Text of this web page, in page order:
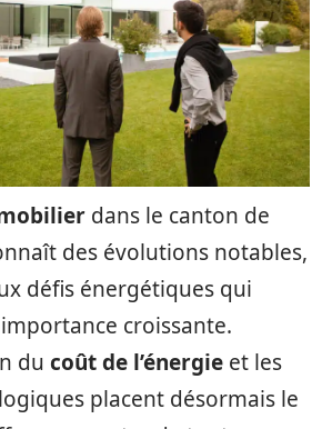
dans le canton de
des évolutions notables,
défis énergétiques qui
croissante.
du coût de l’énergie et les
placent désormais le